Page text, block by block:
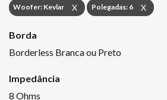
Woofer: Kevlar X Polegadas: 6 X
Borda
Borderless Branca ou Preto
Impedância
8 Ohms